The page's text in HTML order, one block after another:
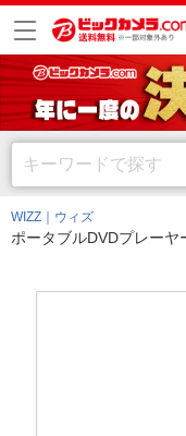
WIZZ｜ウィズ
ポータブルDVDプレーヤ